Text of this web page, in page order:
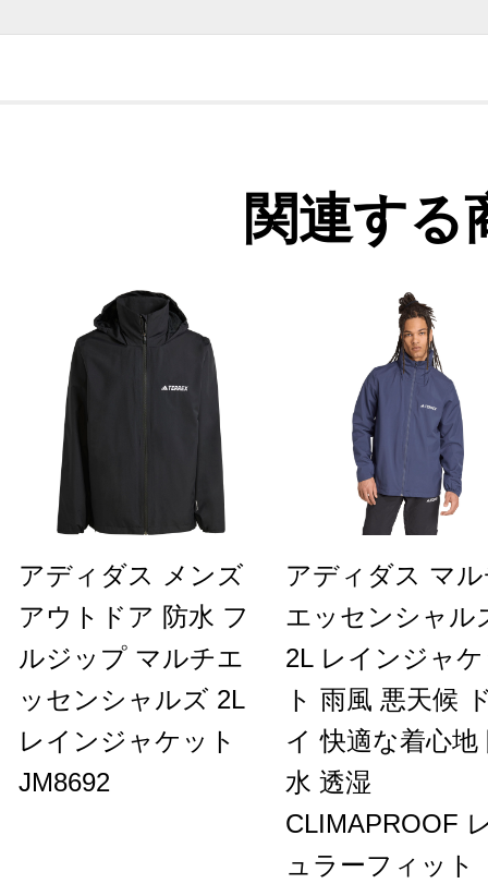
関連する
アディダス メンズ
アウトドア 防水 フ
ルジップ マルチエ
ッセンシャルズ 2L
レインジャケット
JM8692
アディダス マ
エッセンシャル
2L レインジャ
ト 雨風 悪天候
イ 快適な着心地
水 透湿
CLIMAPROOF
ュラーフィット